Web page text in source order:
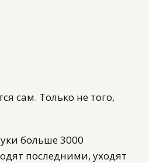
сам. Только не того,
больше 3000
последними, уходят